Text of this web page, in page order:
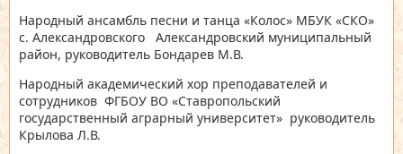
Народный ансамбль песни и танца «Колос» МБУК «СКО»
с. Александровского Александровский муниципальный
район, руководитель Бондарев М.В.
Народный академический хор преподавателей и
сотрудников ФГБОУ ВО «Ставропольский
государственный аграрный университет» руководитель
Крылова Л.В.